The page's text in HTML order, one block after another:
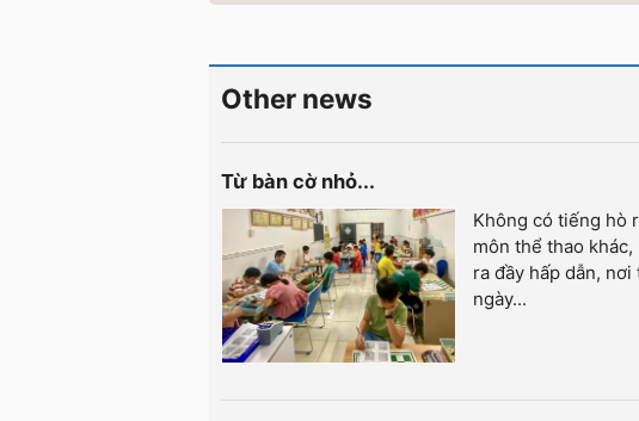
Other news
Từ bàn cờ nhỏ...
Không có tiếng hò
môn thể thao
ra đầy hấp dẫn,
ngày...